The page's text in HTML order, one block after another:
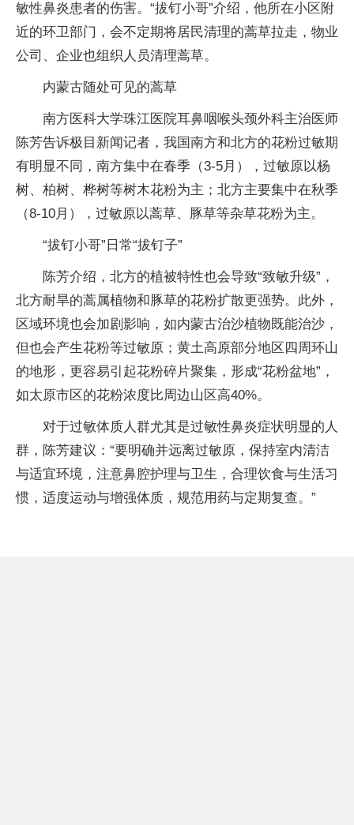
敏性鼻炎患者的伤害。“拔钉小哥”介绍，他所在小区附
近的环卫部门，会不定期将居民清理的蒿草拉走，物业
公司、企业也组织人员清理蒿草。
内蒙古随处可见的蒿草
南方医科大学珠江医院耳鼻咽喉头颈外科主治医师
陈芳告诉极目新闻记者，我国南方和北方的花粉过敏期
有明显不同，南方集中在春季（3-5月），过敏原以杨
树、柏树、桦树等树木花粉为主；北方主要集中在秋季
（8-10月），过敏原以蒿草、豚草等杂草花粉为主。
“拔钉小哥”日常“拔钉子”
陈芳介绍，北方的植被特性也会导致“致敏升级”，
北方耐旱的蒿属植物和豚草的花粉扩散更强势。此外，
区域环境也会加剧影响，如内蒙古治沙植物既能治沙，
但也会产生花粉等过敏原；黄土高原部分地区四周环山
的地形，更容易引起花粉碎片聚集，形成“花粉盆地”，
如太原市区的花粉浓度比周边山区高40%。
对于过敏体质人群尤其是过敏性鼻炎症状明显的人
群，陈芳建议：“要明确并远离过敏原，保持室内清洁
与适宜环境，注意鼻腔护理与卫生，合理饮食与生活习
惯，适度运动与增强体质，规范用药与定期复查。”